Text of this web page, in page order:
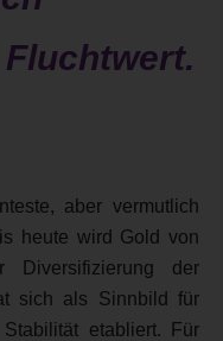
aber vermutlich
heute wird Gold von
Diversifizierung der
sich als Sinnbild für
etabliert. Für